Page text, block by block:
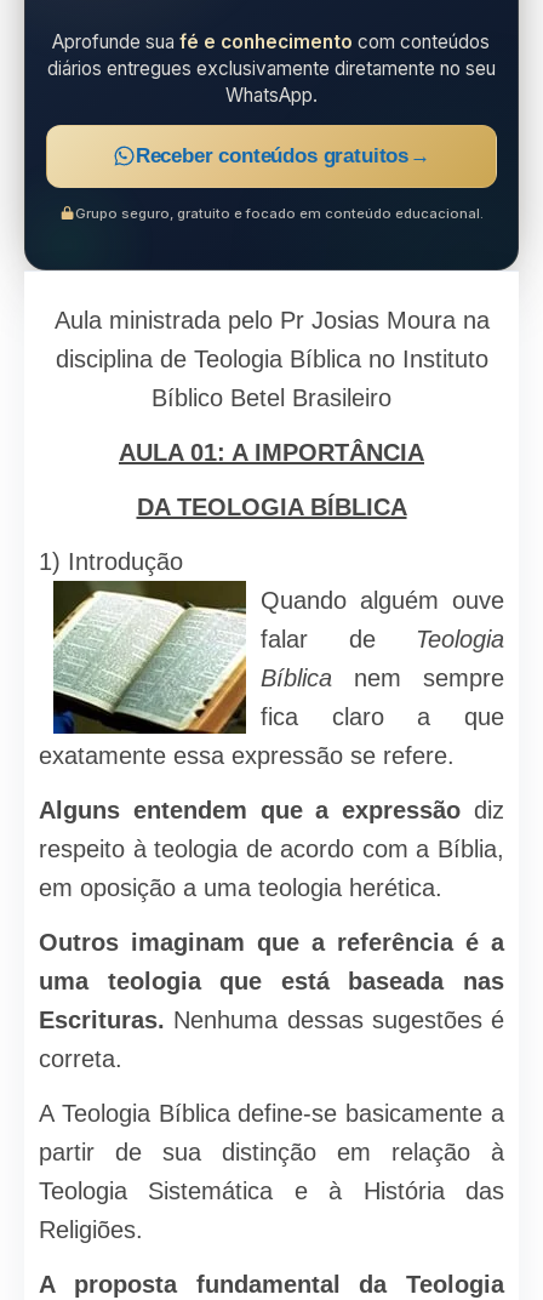
Aprofunde suafé e conhecimento com conteúdos
diários entregues exclusivamente diretamente no seu
WhatsApp.
Receber conteúdos gratuitos →
Grupo seguro, gratuito e focado em conteúdo educacional.
Aula ministrada pelo Pr Josias Moura na
disciplina de Teologia Bíblica no Instituto
Bíblico Betel Brasileiro
AULA 01: A IMPORTÂNCIA
DA TEOLOGIA BÍBLICA
1) Introdução
Quando alguém ouve
falar de Teologia
Bíblica nem sempre
fica claro a que
exatamente essa expressão se refere.
Alguns entendem que a expressão diz
respeito à teologia de acordo com a Bíblia,
em oposição a uma teologia herética.
Outros imaginam que a referência é a
uma teologia que está baseada nas
Escrituras. Nenhuma dessas sugestões é
correta.
A Teologia Bíblica define-se basicamente a
partir de sua distinção em relação à
Teologia Sistemática e à História das
Religiões.
A proposta fundamental da Teologia